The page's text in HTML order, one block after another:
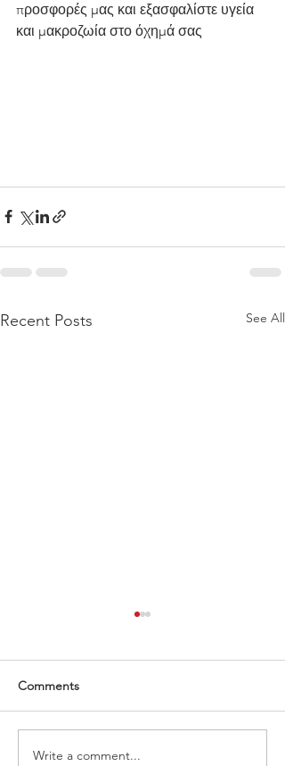
προσφορές μας και εξασφαλίστε υγεία
και μακροζωία στο όχημά σας
Recent Posts See All
Πώς θα καταλάβω ότι
Comments
Write a comment...